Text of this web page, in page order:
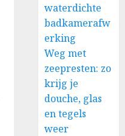
waterdichte
badkamerafw
erking
Weg met
zeepresten: zo
krijg je
douche, glas
en tegels
weer